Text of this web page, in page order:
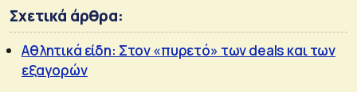
Σχετικά άρθρα:
Αθλητικά είδη: Στον «πυρετό» των deals και των
εξαγορών